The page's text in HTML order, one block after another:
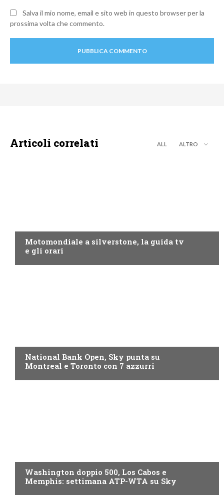
Salva il mio nome, email e sito web in questo browser per la
prossima volta che commento.
Articoli correlati ALL ALTRO
Motomondiale a silverstone, la guida tv
e gli orari
National Bank Open, Sky punta su
Montreal e Toronto con 7 azzurri
Washington doppio 500, Los Cabos e
Memphis: settimana ATP-WTA su Sky